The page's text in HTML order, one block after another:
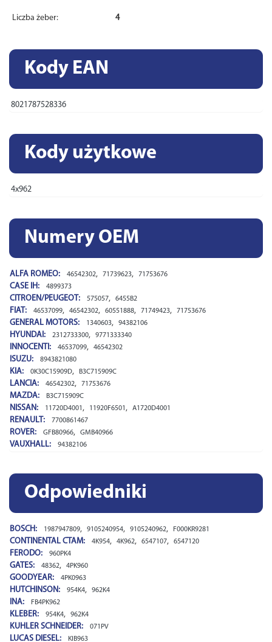
Liczba żeber: 4
Kody EAN
8021787528336
Kody użytkowe
4x962
Numery OEM
ALFA ROMEO: 46542302, 71739623, 71753676
CASE IH: 4899373
CITROEN/PEUGEOT: 575057, 6455B2
FIAT: 46537099, 46542302, 60551888, 71749423, 71753676
GENERAL MOTORS: 1340603, 94382106
HYUNDAI: 2312733300, 9771333340
INNOCENTI: 46537099, 46542302
ISUZU: 8943821080
KIA: 0K30C15909D, B3C715909C
LANCIA: 46542302, 71753676
MAZDA: B3C715909C
NISSAN: 11720D4001 , 11920F6501 , A1720D4001
RENAULT: 7700861467
ROVER: GFB80966, GMB40966
VAUXHALL: 94382106
Odpowiedniki
BOSCH: 1987947809, 9105240954, 9105240962, F000KR9281
CONTINENTAL CTAM: 4K954, 4K962, 6547107, 6547120
FERODO: 960PK4
GATES: 48362, 4PK960
GOODYEAR: 4PK0963
HUTCHINSON: 954K4, 962K4
INA: FB4PK962
KLEBER: 954K4, 962K4
KUHLER SCHNEIDER: 071PV
LUCAS DIESEL: KIB963